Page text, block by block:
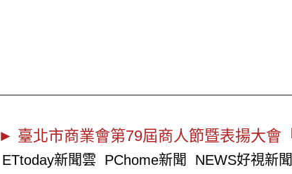
► 臺北市商業會第79屆商人節暨表揚大會
ETtoday新聞雲 PChome新聞 NEWS好視新聞